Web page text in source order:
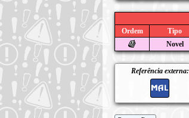
Ordem
Tipo
Novel
Referência externa: